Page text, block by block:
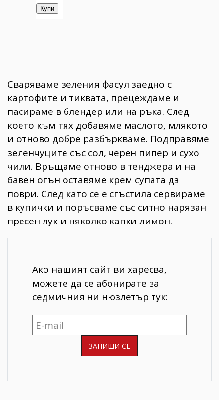
Сваряваме зеления фасул заедно с
картофите и тиквата, прецеждаме и
пасираме в блендер или на ръка. След
което към тях добавяме маслото, млякото
и отново добре разбъркваме. Подправяме
зеленчуците със сол, черен пипер и сухо
чили. Връщаме отново в тенджера и на
бавен огън оставяме крем супата да
поври. След като се е сгъстила сервираме
в купички и поръсваме със ситно нарязан
пресен лук и няколко капки лимон.
Ако нашият сайт ви харесва,
можете да се абонирате за
седмичния ни нюзлетър тук: